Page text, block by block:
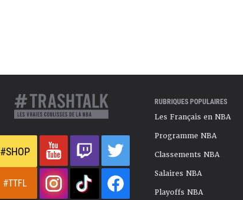
#SHOP
#TTFL
RUBRIQUES POPULAIRES
Les Français en NBA
Programme NBA
Classements NBA
Salaires NBA
Playoffs NBA